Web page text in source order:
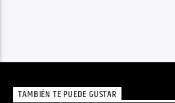
TAMBIÉN TE PUEDE GUSTAR